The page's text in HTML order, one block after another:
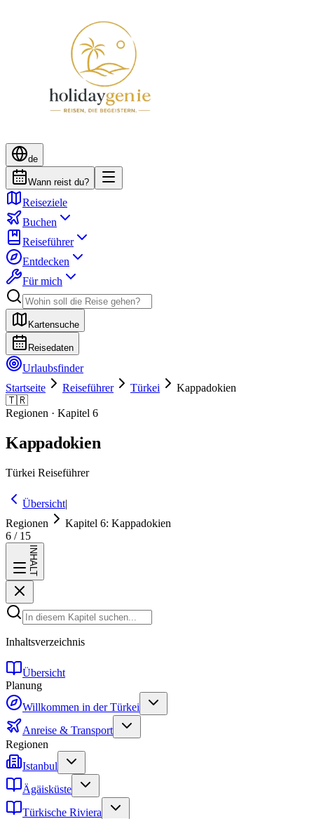
de
Wann reist du?
Reiseziele
Buchen
Reiseführer
Entdecken
Für mich
Kartensuche
Reisedaten
Urlaubsfinder
Startseite
Reiseführer Türkei
Kappadokien
🇹🇷
Regionen · Kapitel 6
Kappadokien
Türkei Reiseführer
Übersicht|
Regionen
Kapitel 6: Kappadokien
6 / 15
INHALT
Inhaltsverzeichnis
Übersicht
Planung
Willkommen in der Türkei
Anreise & Transport
Regionen
Istanbul
Ägäisküste
Türkische Riviera